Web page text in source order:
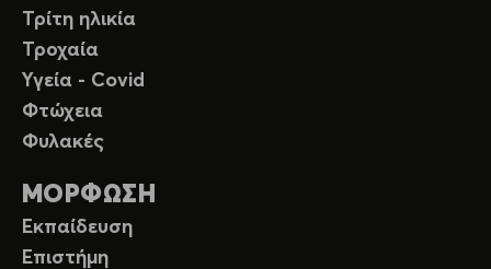
Τρίτη ηλικία
Τροχαία
Υγεία - Covid
Φτώχεια
Φυλακές
ΜΟΡΦΩΣΗ
Εκπαίδευση
Επιστήμη